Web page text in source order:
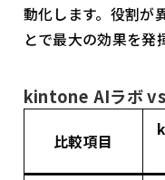
動化します。役割が
とで最大の効果を発
kintone AIラボ
比較項目